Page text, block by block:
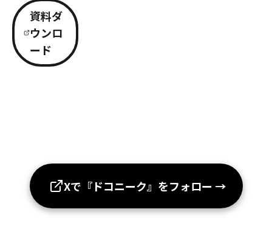
資料ダ
ウンロ
ード
Xで『ドコニーク』をフォロー →